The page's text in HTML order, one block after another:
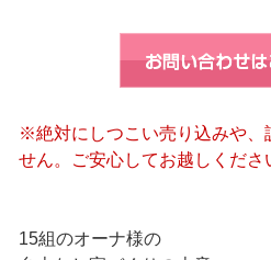
※絶対にしつこい売り込みや、
せん。ご安心してお越しくださ
15組のオーナ様の